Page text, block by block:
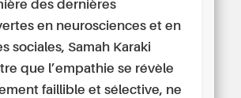
des dernières
en neurosciences et en
sociales, Samah Karaki
que l’empathie se révèle
faillible et sélective, ne